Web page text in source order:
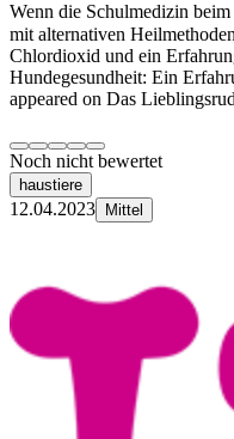
Wenn die Schulmedizin
mit alternativen
Chlordioxid und ein
Hundegesundheit: Ein
appeared on Das
Noch nicht bewertet
haustiere
12.04.2023 Mittel